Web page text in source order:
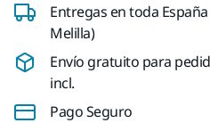
Entregas en toda
Melilla)
Envío gratuito para
incl.
Pago Seguro